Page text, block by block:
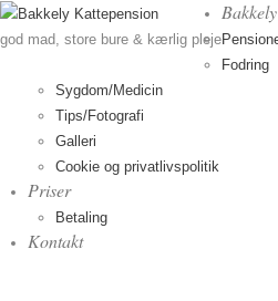
god mad, store bure & kærlig pleje
Fodring
Sygdom/Medicin
Tips/Fotografi
Galleri
Cookie og privatlivspolitik
Priser
Betaling
Kontakt